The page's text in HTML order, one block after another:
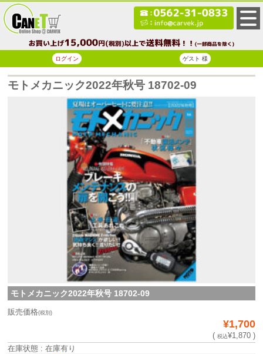
ログイン ゲスト 様
モトメカニック2022年秋号 18702-09
モトメカニック2022年秋号 18702-09
販売価格(税別)
¥1,700
( 税込¥1,870 )
在庫状態 : 在庫有り